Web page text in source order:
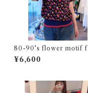
80-90's flower motif
ch sleeve top
¥6,600